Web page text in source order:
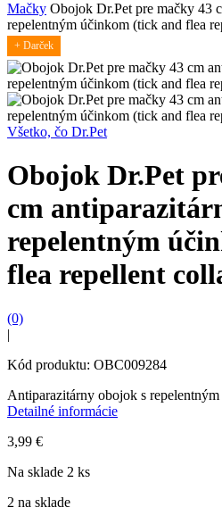
Mačky Obojok Dr.Pet pre mačky 43
repelentným účinkom (tick and flea
+ Darček
Všetko, čo Dr.Pet
Obojok Dr.Pet
cm
repelentným
flea repellent
(0)
|
Kód produktu: OBC009284
Antiparazitárny obojok s
Detailné informácie
3,99 €
Na sklade 2 ks
2 na sklade